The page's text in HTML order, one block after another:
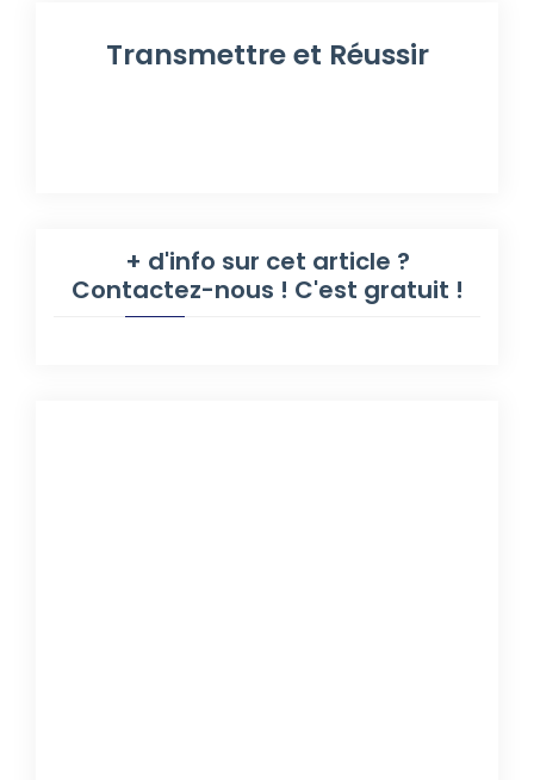
Transmettre et Réussir
+ d'info sur cet article ?
Contactez-nous ! C'est gratuit !